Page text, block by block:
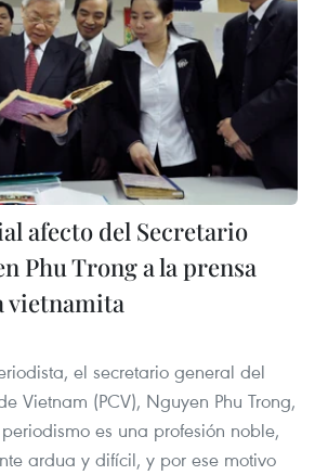
afecto del Secretario
Phu Trong a la prensa
vietnamita
el secretario general del
Vietnam (PCV), Nguyen Phu Trong,
es una profesión noble,
ardua y difícil, y por ese motivo